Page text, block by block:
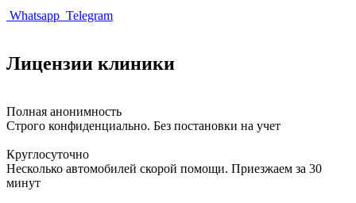
Whatsapp Telegram
Лицензии клиники
Полная анонимность
Строго конфиденциально. Без постановки на учет
Круглосуточно
Несколько автомобилей скорой помощи. Приезжаем за 30
минут